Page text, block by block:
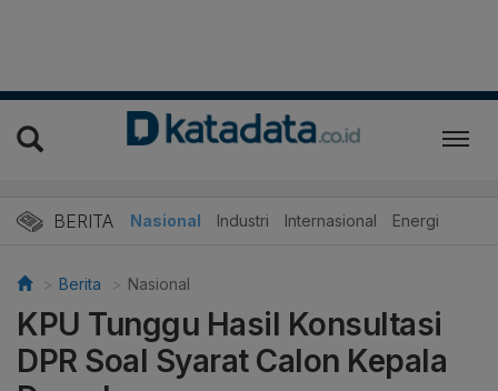
BERITA Nasional Industri Internasional Energi
Berita Nasional
KPU Tunggu Hasil Konsultasi
DPR Soal Syarat Calon Kepala